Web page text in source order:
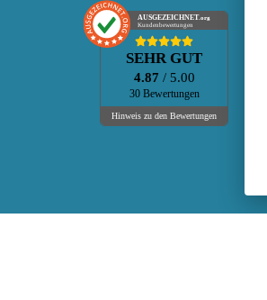
AUSGEZEICHNET.org
Kundenbewertungen
SEHR GUT
4.87 / 5.00
30 Bewertungen
Hinweis zu den Bewertungen